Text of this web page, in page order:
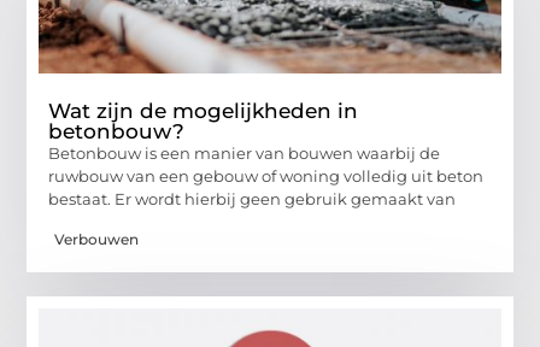
Wat zijn de mogelijkheden in
betonbouw?
Betonbouw is een manier van bouwen waarbij de
ruwbouw van een gebouw of woning volledig uit beton
bestaat. Er wordt hierbij geen gebruik gemaakt van
Verbouwen